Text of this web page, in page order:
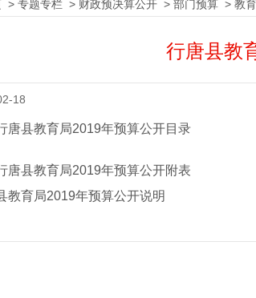
> 专题专栏 > 财政预决算公开 > 部门预算 > 教
行唐县教
18
唐县教育局2019年预算公开目录
唐县教育局2019年预算公开附表
教育局2019年预算公开说明